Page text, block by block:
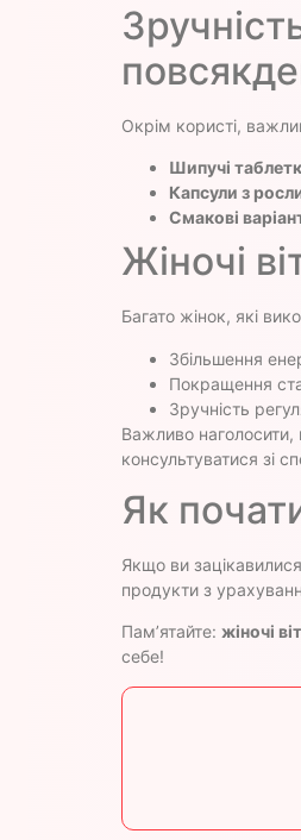
Окрім користі,
Шипучі
Капсули з
Смакові
Жіночі
Багато жінок, які
Збільшення
Покращення
Зручність
Важливо наголосити,
консультуватися зі
Як
Якщо ви
продукти з
Пам’ятайте: жіночі
себе!